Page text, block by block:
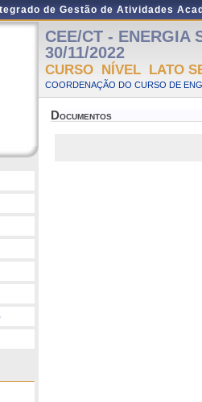
de Gestão de Atividades
CEE/CT - ENERGIA
30/11/2022
CURSO NÍVEL LATO
COORDENAÇÃO DO CURSO DE
Documentos